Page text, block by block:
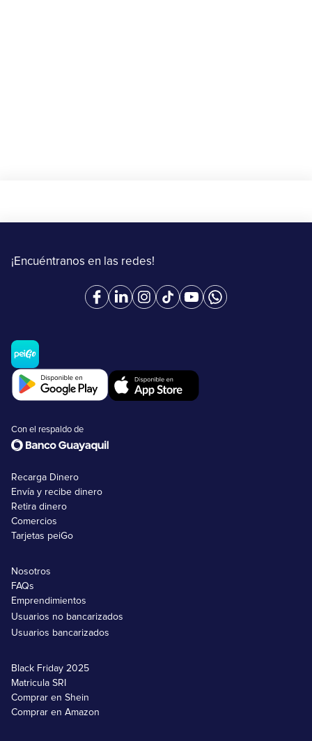
¡Encuéntranos en las redes!
Con el respaldo de
Recarga Dinero
Envía y recibe dinero
Retira dinero
Comercios
Tarjetas peiGo
Nosotros
FAQs
Emprendimientos
Usuarios no bancarizados
Usuarios bancarizados
Black Friday 2025
Matricula SRI
Comprar en Shein
Comprar en Amazon